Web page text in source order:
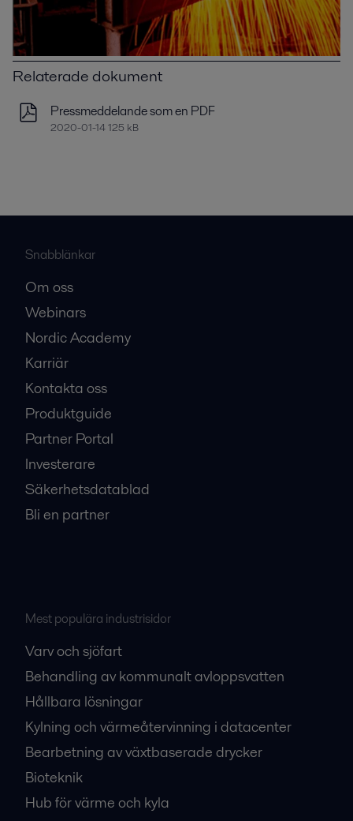
Relaterade dokument
Pressmeddelande som en PDF
2020-01-14 125 kB
Snabblänkar
Om oss
Webinars
Nordic Academy
Karriär
Kontakta oss
Produktguide
Partner Portal
Investerare
Säkerhetsdatablad
Bli en partner
Mest populära industrisidor
Varv och sjöfart
Behandling av kommunalt avloppsvatten
Hållbara lösningar
Kylning och värmeåtervinning i datacenter
Bearbetning av växtbaserade drycker
Bioteknik
Hub för värme och kyla